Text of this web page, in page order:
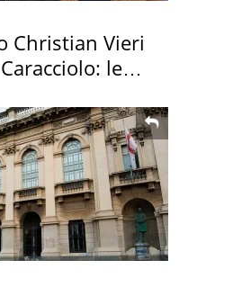
Christian Vieri
le